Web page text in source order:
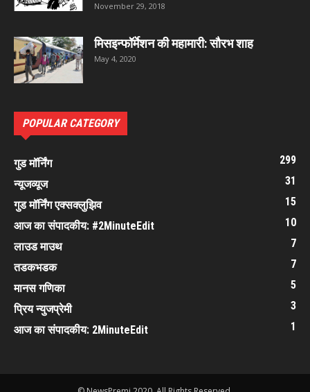
November 29, 2018
मिसइन्फॉर्मेशन की महामारी: सौरभ शाह
May 4, 2020
POPULAR CATEGORY
गुड मॉर्निंग
299
न्यूजव्यूज
31
गुड मॉर्निंग एक्सक्लुझिव
15
आज का संपादकीय: #2MinuteEdit
10
लाउड माउथ
7
तडकभडक
7
मानस गणिका
5
प्रिय न्युजप्रेमी
3
आज का संपादकीय: 2MinuteEdit
1